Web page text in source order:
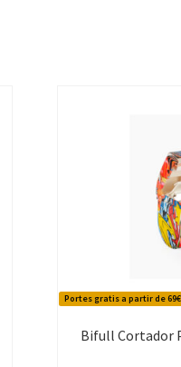
Portes gratis a partir de 69€
Bifull Cortador